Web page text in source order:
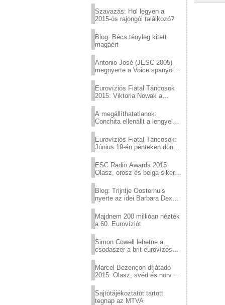
Szavazás: Hol legyen a
2015-ös rajongói találkozó?
Blog: Bécs tényleg kitett
magáért
Antonio José (JESC 2005)
megnyerte a Voice spanyol
Eurovíziós Fiatal Táncosok
2015: Viktoria Nowak a
A megállíthatatlanok:
Conchita ellenállt a lengyel
Eurovíziós Fiatal Táncosok:
Június 19-én pénteken döntő
ESC Radio Awards 2015:
Olasz, orosz és belga siker,
Blog: Trijntje Oosterhuis
nyerte az idei Barbara Dex
Majdnem 200 millióan nézték
a 60. Eurovíziót
Simon Cowell lehetne a
csodaszer a brit eurovízós
Marcel Bezençon díjátadó
2015: Olasz, svéd és norvég
Sajtótájékoztatót tartott
tegnap az MTVA